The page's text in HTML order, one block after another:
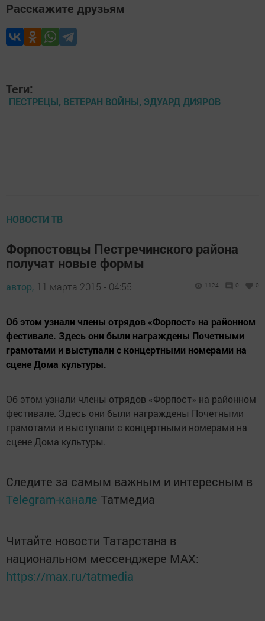
Расскажите друзьям
Теги:
ПЕСТРЕЦЫ, ВЕТЕРАН ВОЙНЫ, ЭДУАРД ДИЯРОВ
НОВОСТИ ТВ
Форпостовцы Пестречинского района
получат новые формы
автор, 11 марта 2015 - 04:55 1124 0 0
Об этом узнали члены отрядов «Форпост» на районном
фестивале. Здесь они были награждены Почетными
грамотами и выступали с концертными номерами на
сцене Дома культуры.
Об этом узнали члены отрядов «Форпост» на районном
фестивале. Здесь они были награждены Почетными
грамотами и выступали с концертными номерами на
сцене Дома культуры.
Следите за самым важным и интересным в
Telegram-канале Татмедиа
Читайте новости Татарстана в
национальном мессенджере MАХ:
https://max.ru/tatmedia